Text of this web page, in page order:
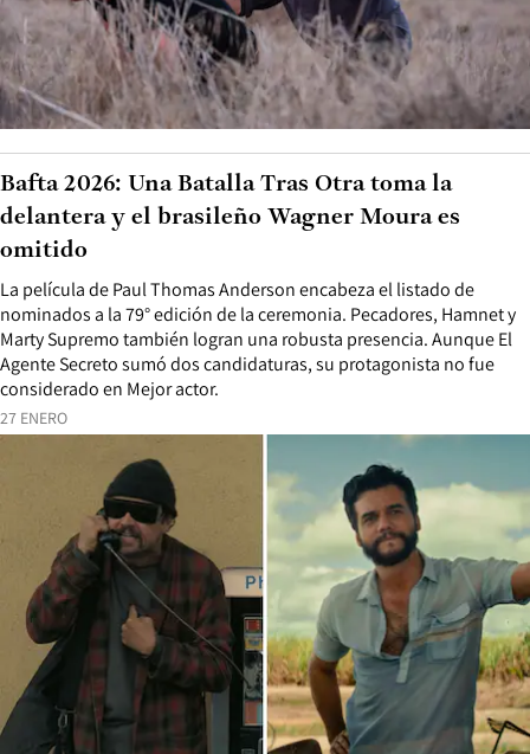
27 ENERO
La película de Paul Thomas Anderson encabeza el listado de
nominados a la 79° edición de la ceremonia. Pecadores, Hamnet y
Marty Supremo también logran una robusta presencia. Aunque El
Agente Secreto sumó dos candidaturas, su protagonista no fue
considerado en Mejor actor.
Bafta 2026: Una Batalla Tras Otra toma la
delantera y el brasileño Wagner Moura es
omitido